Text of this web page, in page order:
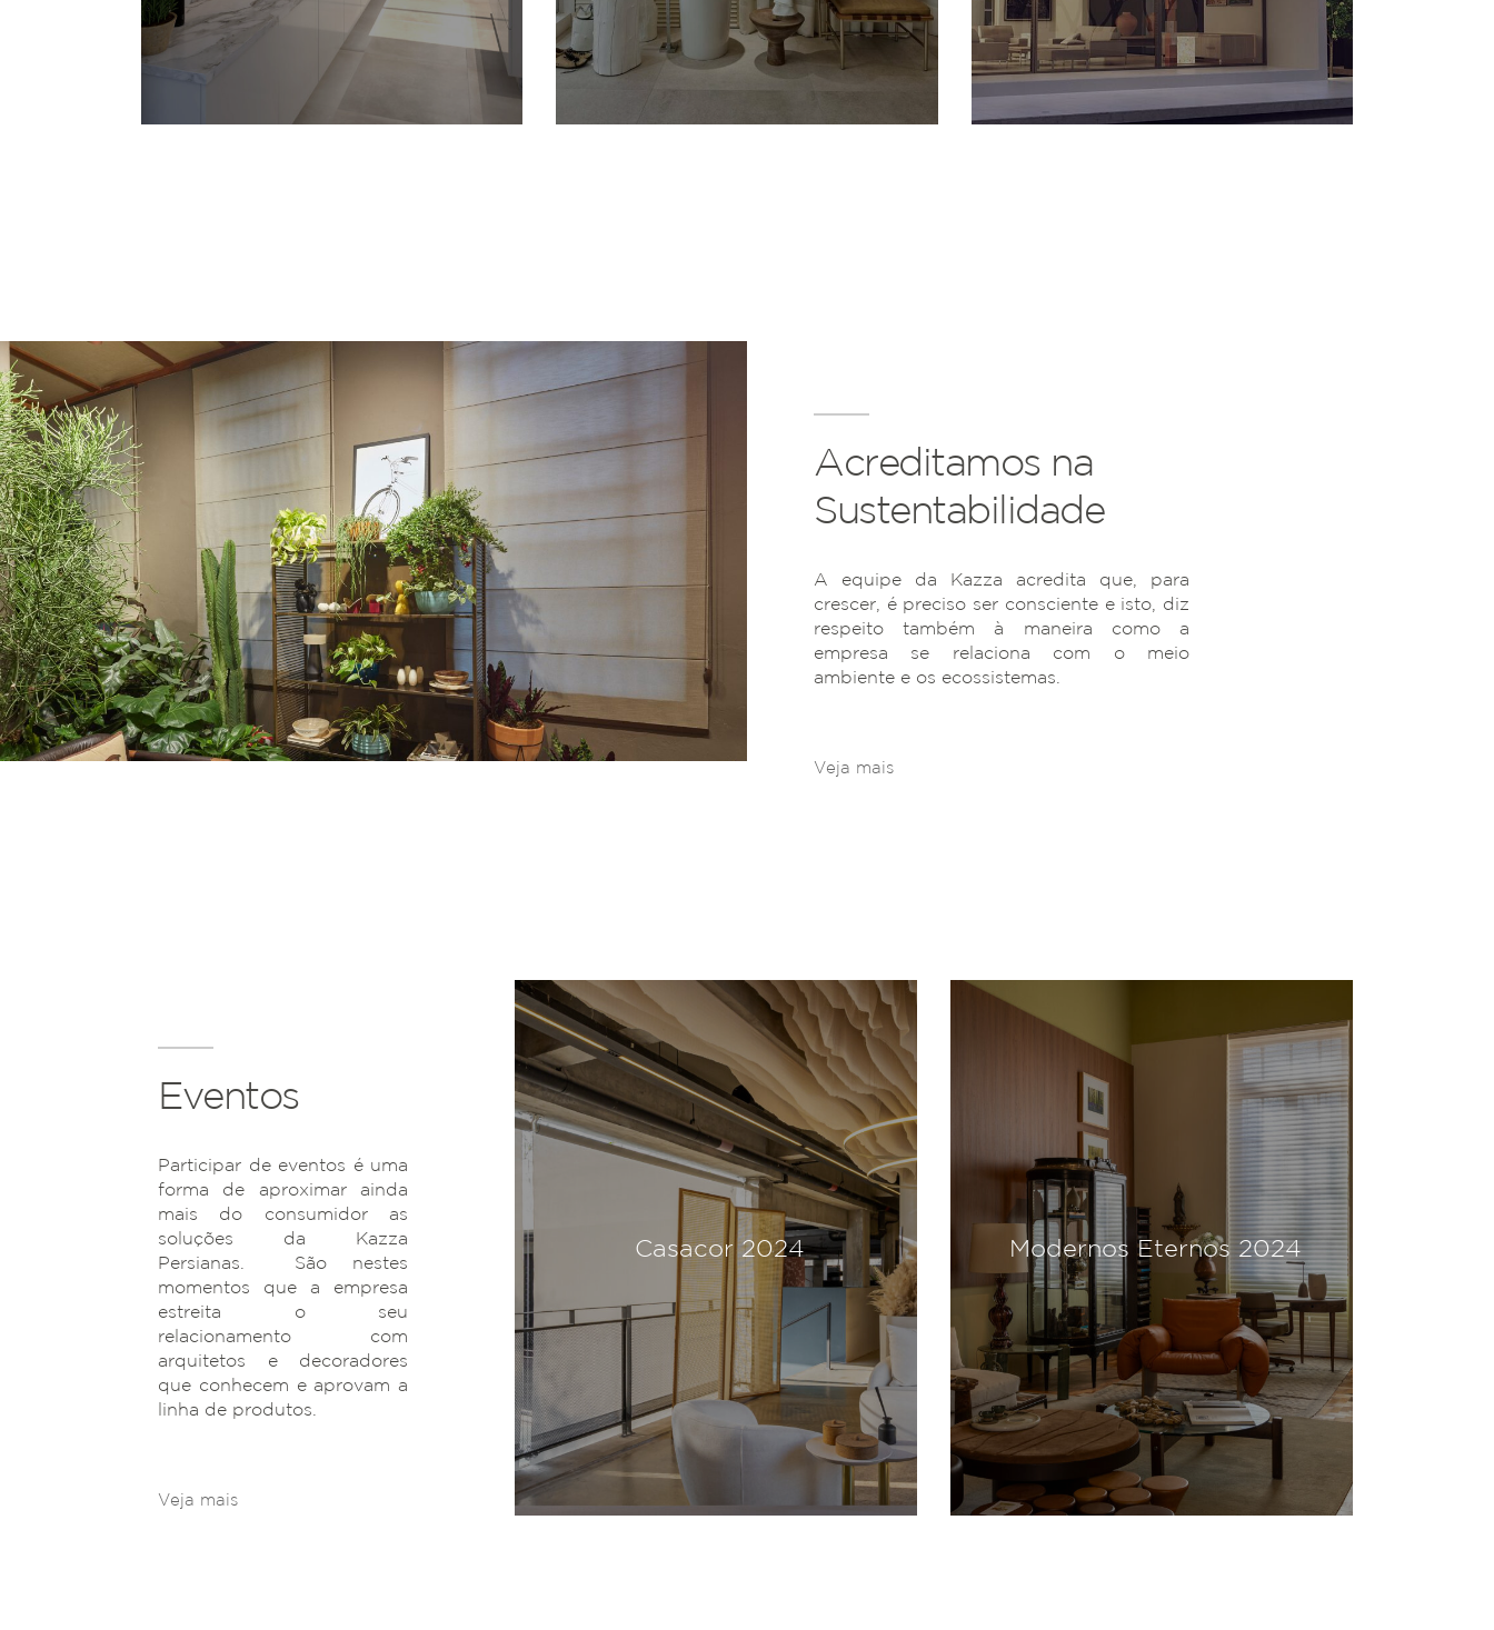
Acreditamos na
Sustentabilidade
A equipe da Kazza acredita que, para
crescer, é preciso ser consciente e isto, diz
respeito também à maneira como a
empresa se relaciona com o meio
ambiente e os ecossistemas.
Veja mais
Eventos
Participar de eventos é uma
forma de aproximar ainda
mais do consumidor as
soluções da Kazza
Persianas. São nestes
momentos que a empresa
estreita o seu
relacionamento com
arquitetos e decoradores
que conhecem e aprovam a
linha de produtos.
Veja mais
Casacor 2024 Modernos Eternos 2024